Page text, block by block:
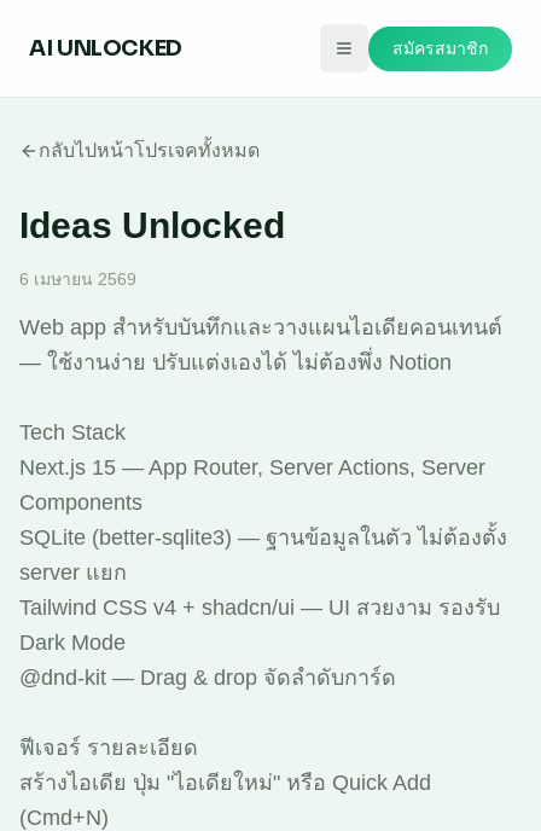
AI UNLOCKED สมัครสมาชิก
กลับไปหน้าโปรเจคทั้งหมด
Ideas Unlocked
6 เมษายน 2569
Web app สำหรับบันทึกและวางแผนไอเดียคอนเทนต์
— ใช้งานง่าย ปรับแต่งเองได้ ไม่ต้องพึ่ง Notion
Tech Stack
Next.js 15 — App Router, Server Actions, Server
Components
SQLite (better-sqlite3) — ฐานข้อมูลในตัว ไม่ต้องตั้ง
server แยก
Tailwind CSS v4 + shadcn/ui — UI สวยงาม รองรับ
Dark Mode
@dnd-kit — Drag & drop จัดลำดับการ์ด
ฟีเจอร์ รายละเอียด
สร้างไอเดีย ปุ่ม "ไอเดียใหม่" หรือ Quick Add
(Cmd+N)